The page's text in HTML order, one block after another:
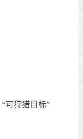
“可狩猎目标”